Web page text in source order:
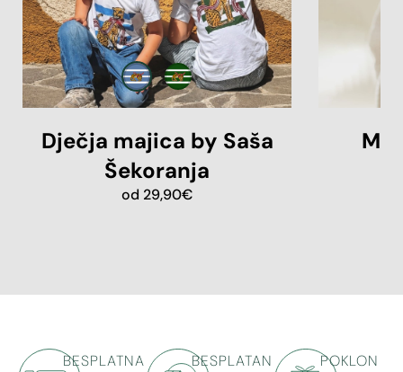
Dječja majica by Saša
Šekoranja
od 29,90€
BESPLATNA
BESPLATAN
POKLON